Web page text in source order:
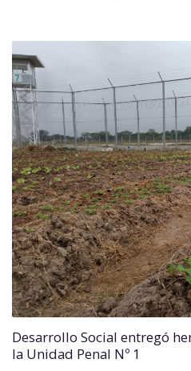
Desarrollo Social entregó
la Unidad Penal Nº 1